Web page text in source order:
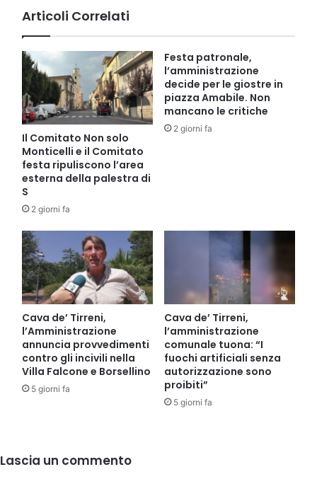
Articoli Correlati
Il Comitato Non solo
Monticelli e il Comitato
festa ripuliscono l’area
esterna della palestra di
S
2 giorni fa
Festa patronale,
l’amministrazione
decide per le giostre in
piazza Amabile. Non
mancano le critiche
2 giorni fa
Cava de’ Tirreni,
l’Amministrazione
annuncia provvedimenti
contro gli incivili nella
Villa Falcone e Borsellino
5 giorni fa
Cava de’ Tirreni,
l’amministrazione
comunale tuona: “I
fuochi artificiali senza
autorizzazione sono
proibiti”
5 giorni fa
Lascia un commento